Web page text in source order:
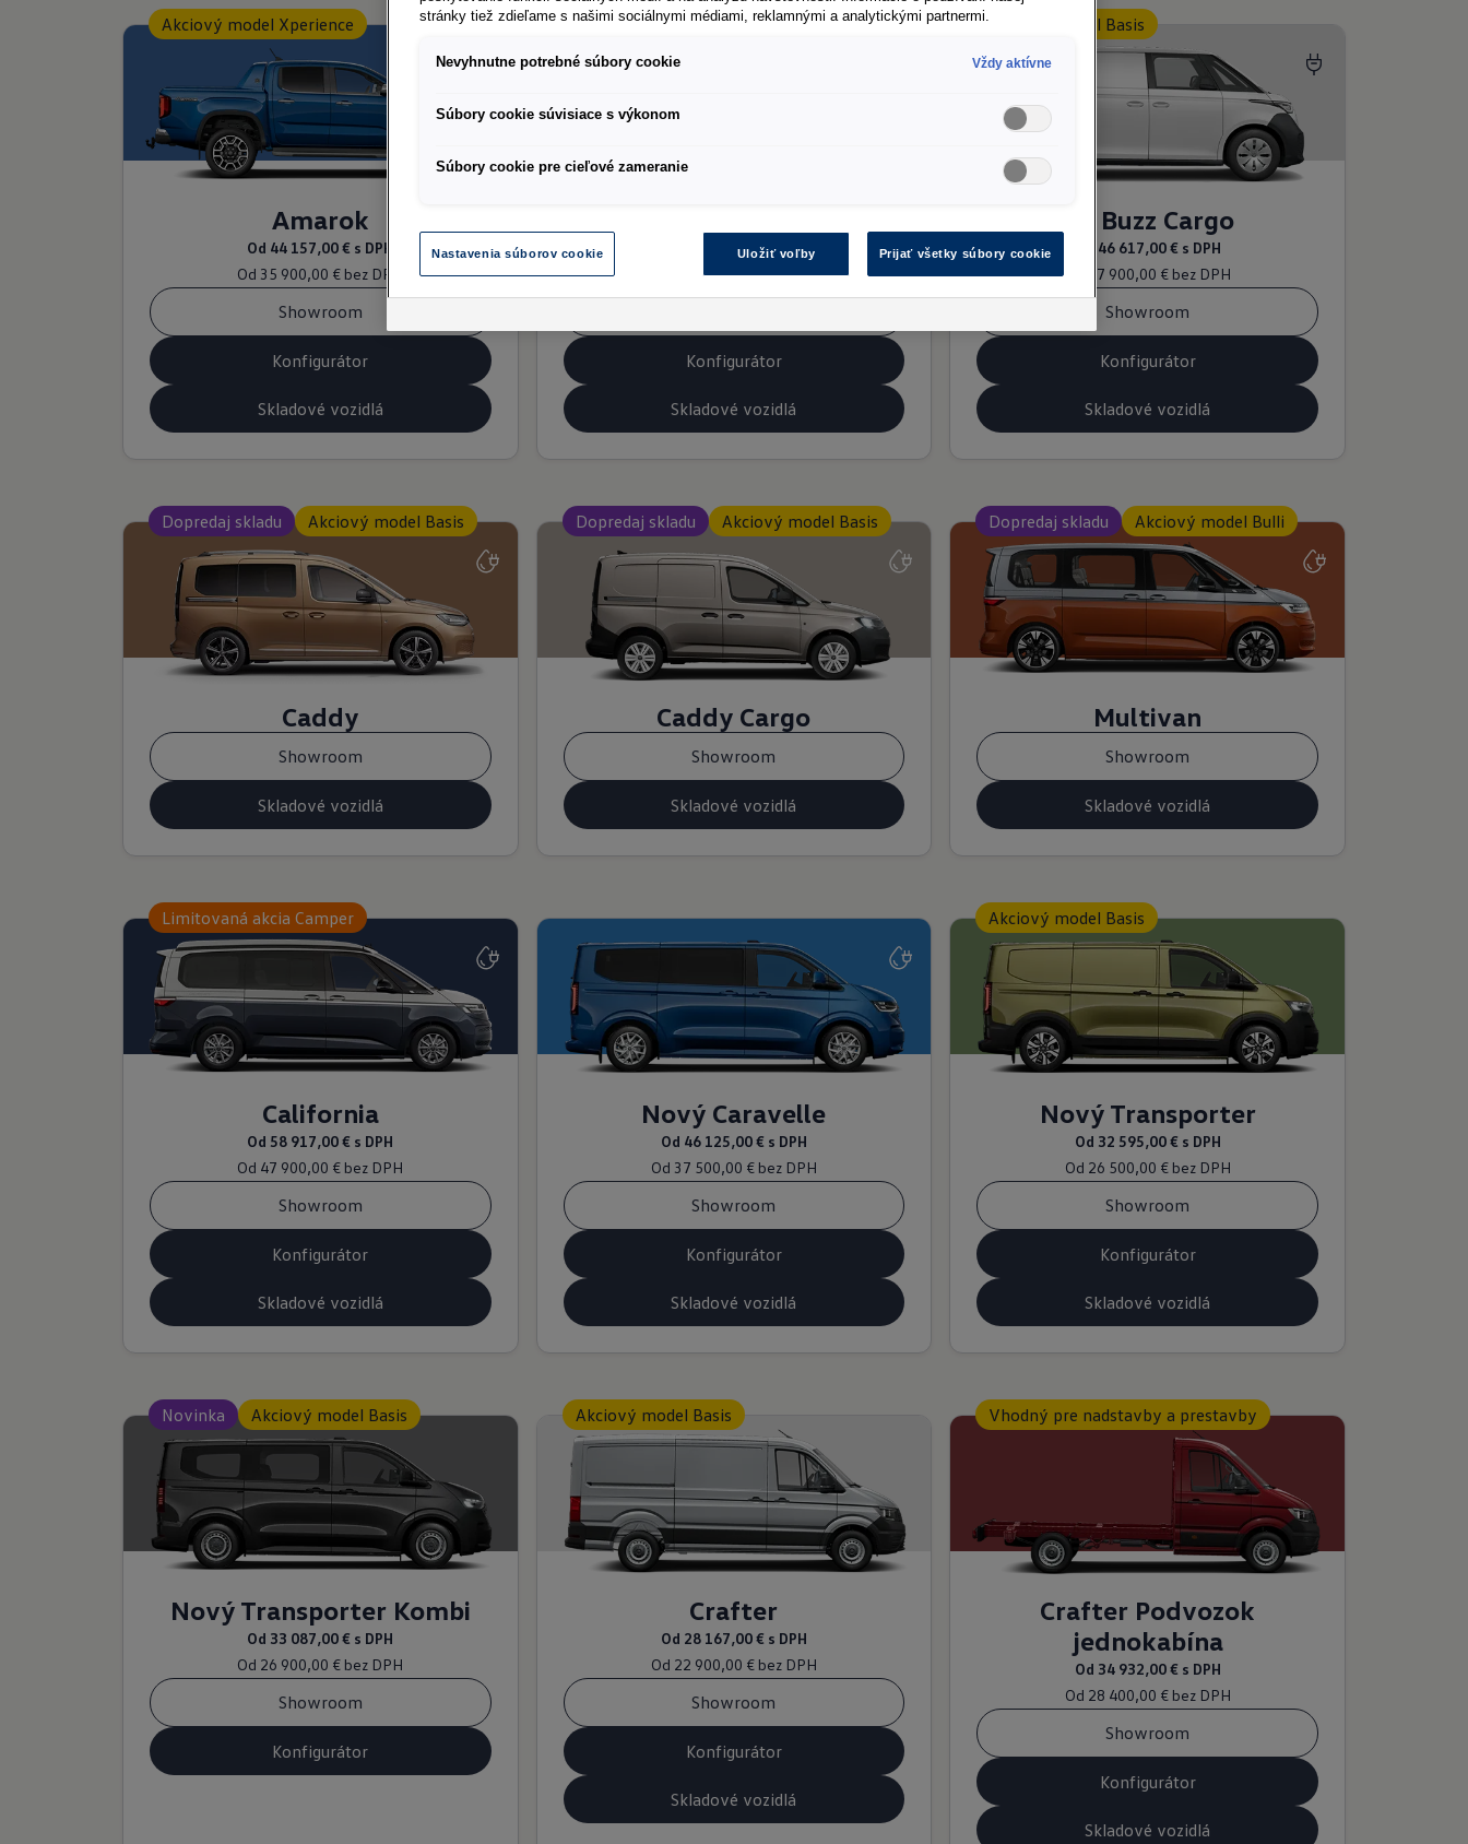
Amarok
Od 44 157,00 € s DPH
Od 35 900,00 € bez DPH
Showroom
Konfigurátor
Skladové vozidlá
Akciový model Xperience
42 927,00 €s DPH
34 900,00 €bez DPH
Konfigurátor
Skladové vozidlá
Akciový model Basis
ID. Buzz Cargo
46 617,00 € s DPH
37 900,00 €bez DPH
Showroom
Konfigurátor
Skladové vozidlá
Akciový model Basis
Caddy
Showroom
Skladové vozidlá
Dopredaj skladu Akciový model Basis
Caddy Cargo
Showroom
Skladové vozidlá
Dopredaj skladu Akciový model Basis
Multivan
Showroom
Skladové vozidlá
Dopredaj skladu Akciový model Bulli
California
Od 58 917,00 € s DPH
Od 47 900,00 € bez DPH
Showroom
Konfigurátor
Skladové vozidlá
Limitovaná akcia Camper
Nový Caravelle
Od 46 125,00 € s DPH
Od 37 500,00 €bez DPH
Showroom
Konfigurátor
Skladové vozidlá
Nový Transporter
Od 32 595,00 € s DPH
Od 26 500,00 €bez DPH
Showroom
Konfigurátor
Skladové vozidlá
Akciový model Basis
Nový Transporter Kombi
Od 33 087,00 € s DPH
Od 26 900,00 € bez DPH
Showroom
Konfigurátor
Novinka Akciový model Basis
Crafter
Od 28 167,00 € s DPH
Od 22 900,00 €bez DPH
Showroom
Konfigurátor
Skladové vozidlá
Akciový model Basis
Crafter Podvozok
jednokabína
Od 34 932,00 € s DPH
Od 28 400,00 €bez DPH
Showroom
Konfigurátor
Skladové vozidlá
Vhodný pre nadstavby a prestavby
stránky tiež zdieľame s našimi sociálnymi médiami, reklamnými a analytickými partnermi.
Nevyhnutne potrebné súbory cookie Vždy aktívne
Súbory cookie súvisiace s výkonom
Súbory cookie pre cieľové zameranie
Nastavenia súborov cookie Uložiť voľby Prijať všetky súbory cookie